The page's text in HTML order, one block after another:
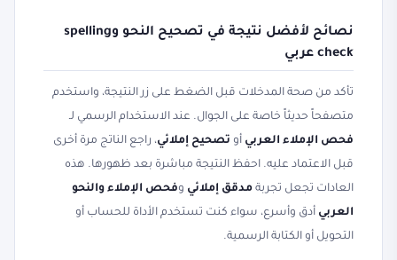
نصائح لأفضل نتيجة في تصحيح النحو وspelling
check عربي
تأكد من صحة المدخلات قبل الضغط على زر النتيجة، واستخدم
متصفحاً حديثاً خاصة على الجوال. عند الاستخدام الرسمي لـ
فحص الإملاء العربي أو تصحيح إملائي، راجع الناتج مرة أخرى
قبل الاعتماد عليه. احفظ النتيجة مباشرة بعد ظهورها. هذه
العادات تجعل تجربة مدقق إملائي وفحص الإملاء والنحو
العربي أدق وأسرع، سواء كنت تستخدم الأداة للحساب أو
التحويل أو الكتابة الرسمية.